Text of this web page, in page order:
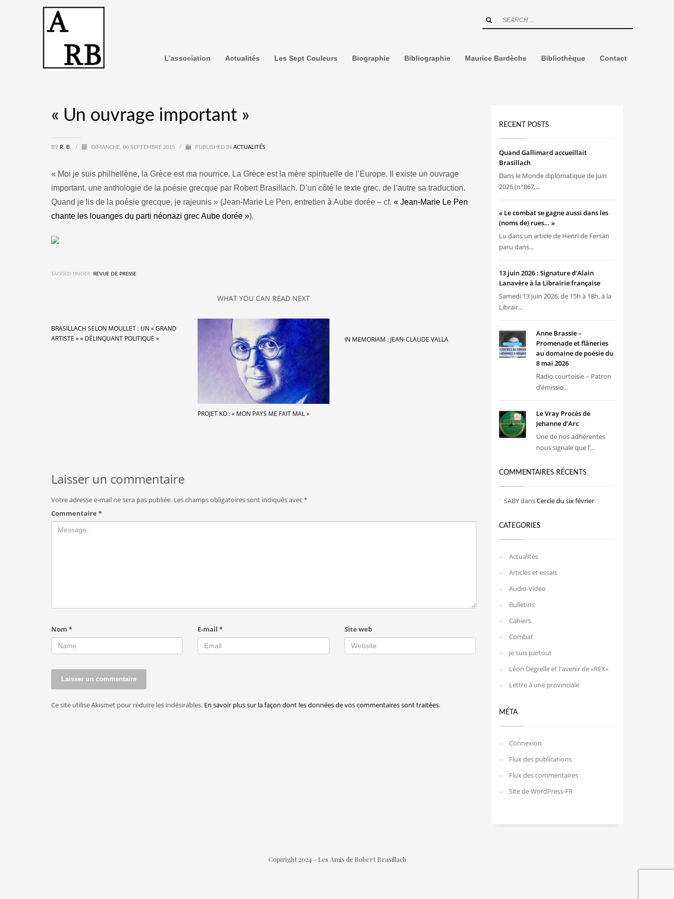
L’association Actualités Les Sept Couleurs Biographie Bibliographie Maurice Bardèche Bibliothèque Contact
« Un ouvrage important »
BY R. B. / DIMANCHE, 06 SEPTEMBRE 2015 / PUBLISHED IN ACTUALITÉS
« Moi je suis philhellène, la Grèce est ma nourrice. La Grèce est la mère spirituelle de l’Europe. Il existe un ouvrage
important, une anthologie de la poésie grecque par Robert Brasillach. D’un côté le texte grec, de l’autre sa traduction.
Quand je lis de la poésie grecque, je rajeunis » (Jean-Marie Le Pen, entretien à Aube dorée – cf. « Jean-Marie Le Pen
chante les louanges du parti néonazi grec Aube dorée »).
TAGGED UNDER: REVUE DE PRESSE
WHAT YOU CAN READ NEXT
BRASILLACH SELON MOULLET : UN « GRAND
ARTISTE » « DÉLINQUANT POLITIQUE »
PROJET KO : « MON PAYS ME FAIT MAL »
IN MEMORIAM : JEAN-CLAUDE VALLA
Laisser un commentaire
Votre adresse e-mail ne sera pas publiée. Les champs obligatoires sont indiqués avec*
Commentaire *
Nom * E-mail* Site web
Ce site utilise Akismet pour réduire les indésirables. En savoir plus sur la façon dont les données de vos commentaires sont traitées.
RECENT POSTS
Quand Gallimard accueillait
Brasillach
Dans le Monde diplomatique de juin
2026 (n°867,...
« Le combat se gagne aussi dans les
(noms de) rues… »
Lu dans un article de Henri de Fersan
paru dans...
13 juin 2026 : Signature d’Alain
Lanavère à la Librairie française
Samedi 13 juin 2026, de 15h à 18h, à la
Librair...
Anne Brassie –
Promenade et flâneries
au domaine de poésie du
8 mai 2026
Radio courtoisie – Patron
d’émissio...
Le Vray Procès de
Jehanne d’Arc
Une de nos adhérentes
nous signale que l’...
COMMENTAIRES RÉCENTS
SABYdansCercle du six février
CATEGORIES
Actualités
Articles et essais
Audio-Video
Bulletins
Cahiers
Combat
Je suis partout
Léon Degrelle et l'avenir de «REX»
Lettre à une provinciale
MÉTA
Connexion
Flux des publications
Flux des commentaires
Site de WordPress-FR
Copiright 2024 - Les Amis de Robert Brasillach